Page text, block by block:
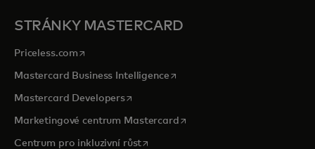
STRÁNKY MASTERCARD
Priceless.com opens in a new tab
Mastercard Business Intelligenceopens in a new tab
Mastercard Developersopens in a new tab
Marketingové centrum Mastercardopens in a new tab
Centrum pro inkluzivní růstopens in a new tab